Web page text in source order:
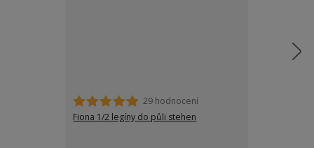
29 hodnocení
Fiona 1/2 legíny do půli stehen